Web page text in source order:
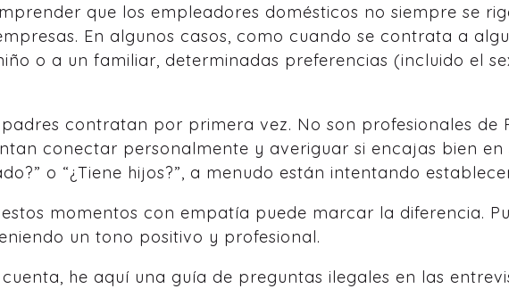
que los empleadores domésticos no siempre se
En algunos casos, como cuando se contrata a
o a un familiar, determinadas preferencias (incluido el
contratan por primera vez. No son profesionales de
conectar personalmente y averiguar si encajas bien
o “¿Tiene hijos?”, a menudo están intentando
momentos con empatía puede marcar la diferencia.
un tono positivo y profesional.
he aquí una guía de preguntas ilegales en las